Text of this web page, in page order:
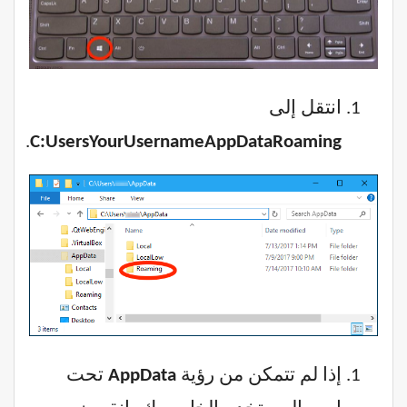
انتقل إلى
C:UsersYourUsernameAppDataRoaming
.
إذا لم تتمكن من رؤية AppData تحت